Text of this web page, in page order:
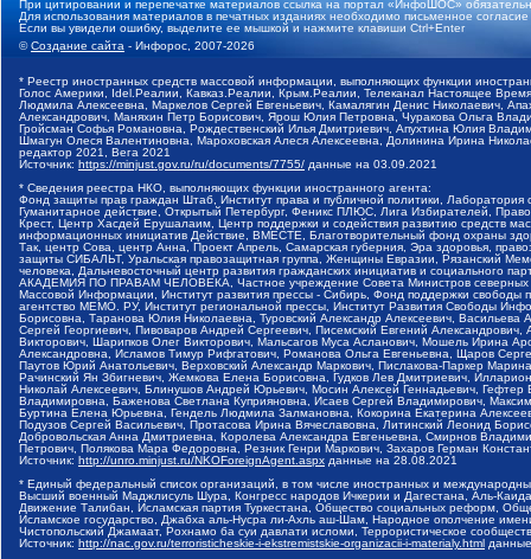
При цитировании и перепечатке материалов ссылка на портал «ИнфоШОС»
Для использования материалов в печатных изданиях необходимо письменное
Если вы увидели ошибку, выделите ее мышкой и нажмите клавиши Ctrl+Enter
©Создание сайта - Инфорос, 2007-2026
* Реестр иностранных средств массовой информации, выполняющих функции
Голос Америки, Idel.Реалии, Кавказ.Реалии, Крым.Реалии, Телеканал Настоящее
Людмила Алексеевна, Маркелов Сергей Евгеньевич, Камалягин Денис Николаевич,
Александрович, Маняхин Петр Борисович, Ярош Юлия Петровна, Чуракова Ольга
Гройсман Софья Романовна, Рождественский Илья Дмитриевич, Апухтина Юлия
Шмагун Олеся Валентиновна, Мароховская Алеся Алексеевна, Долинина Ирина
редактор 2021, Вега 2021
Источник: https://minjust.gov.ru/ru/documents/7755/ данные на 03.09.2021
* Сведения реестра НКО, выполняющих функции иностранного агента:
Фонд защиты прав граждан Штаб, Институт права и публичной политики,
Гуманитарное действие, Открытый Петербург, Феникс ПЛЮС, Лига Избирателей,
Крест, Центр Хасдей Ерушалаим, Центр поддержки и содействия развитию средств
информационных инициатив Действие, ВМЕСТЕ, Благотворительный фонд охраны
Так, центр Сова, центр Анна, Проект Апрель, Самарская губерния, Эра здоровья,
защиты СИБАЛЬТ, Уральская правозащитная группа, Женщины Евразии, Рязанский
человека, Дальневосточный центр развития гражданских инициатив и социального
АКАДЕМИЯ ПО ПРАВАМ ЧЕЛОВЕКА, Частное учреждение Совета Министров северных
Массовой Информации, Институт развития прессы - Сибирь, Фонд поддержки
агентство МЕМО. РУ, Институт региональной прессы, Институт Развития Свободы
Борисовна, Таранова Юлия Николаевна, Туровский Александр Алексеевич,
Сергей Георгиевич, Пивоваров Андрей Сергеевич, Писемский Евгений
Викторович, Шарипков Олег Викторович, Мальсагов Муса Асланович, Мошель Ирина
Александровна, Исламов Тимур Рифгатович, Романова Ольга Евгеньевна, Щаров
Паутов Юрий Анатольевич, Верховский Александр Маркович, Пислакова-Паркер
Рачинский Ян Збигневич, Жемкова Елена Борисовна, Гудков Лев Дмитриевич,
Николай Алексеевич, Блинушов Андрей Юрьевич, Мосин Алексей Геннадьевич,
Владимировна, Баженова Светлана Куприяновна, Исаев Сергей Владимирович,
Буртина Елена Юрьевна, Гендель Людмила Залмановна, Кокорина Екатерина
Подузов Сергей Васильевич, Протасова Ирина Вячеславовна, Литинский Леонид
Добровольская Анна Дмитриевна, Королева Александра Евгеньевна, Смирнов
Петрович, Полякова Мара Федоровна, Резник Генри Маркович, Захаров Герман
Источник: http://unro.minjust.ru/NKOForeignAgent.aspx данные на 28.08.2021
* Единый федеральный список организаций, в том числе иностранных и
Высший военный Маджлисуль Шура, Конгресс народов Ичкерии и Дагестана, Аль-
Движение Талибан, Исламская партия Туркестана, Общество социальных реформ,
Исламское государство, Джабха аль-Нусра ли-Ахль аш-Шам, Народное ополчение
Чистопольский Джамаат, Рохнамо ба суи давлати исломи, Террористическое
Источник: http://nac.gov.ru/terroristicheskie-i-ekstremistskie-organizacii-i-materialy.html